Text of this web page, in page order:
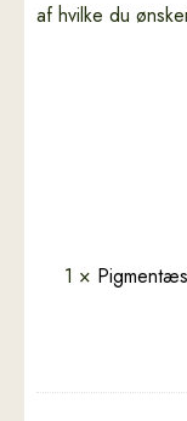
af hvilke du
1 ×